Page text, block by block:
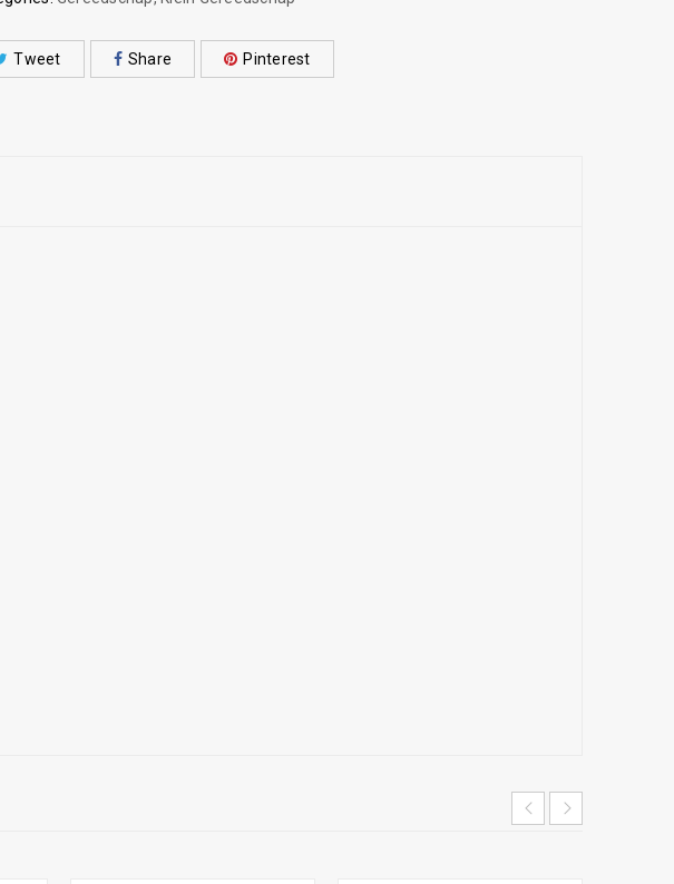
Tweet Share Pinterest